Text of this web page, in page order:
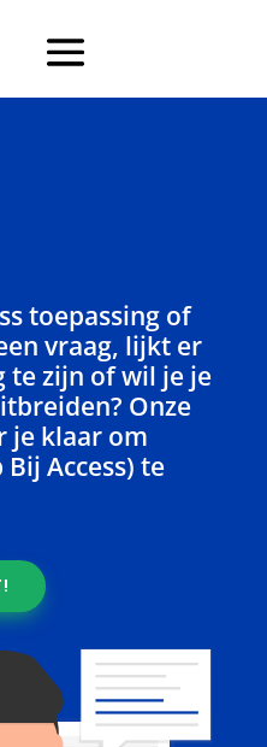
toepassing of
vraag, lijkt er
te zijn of wil je je
Onze
je klaar om
Bij Access) te